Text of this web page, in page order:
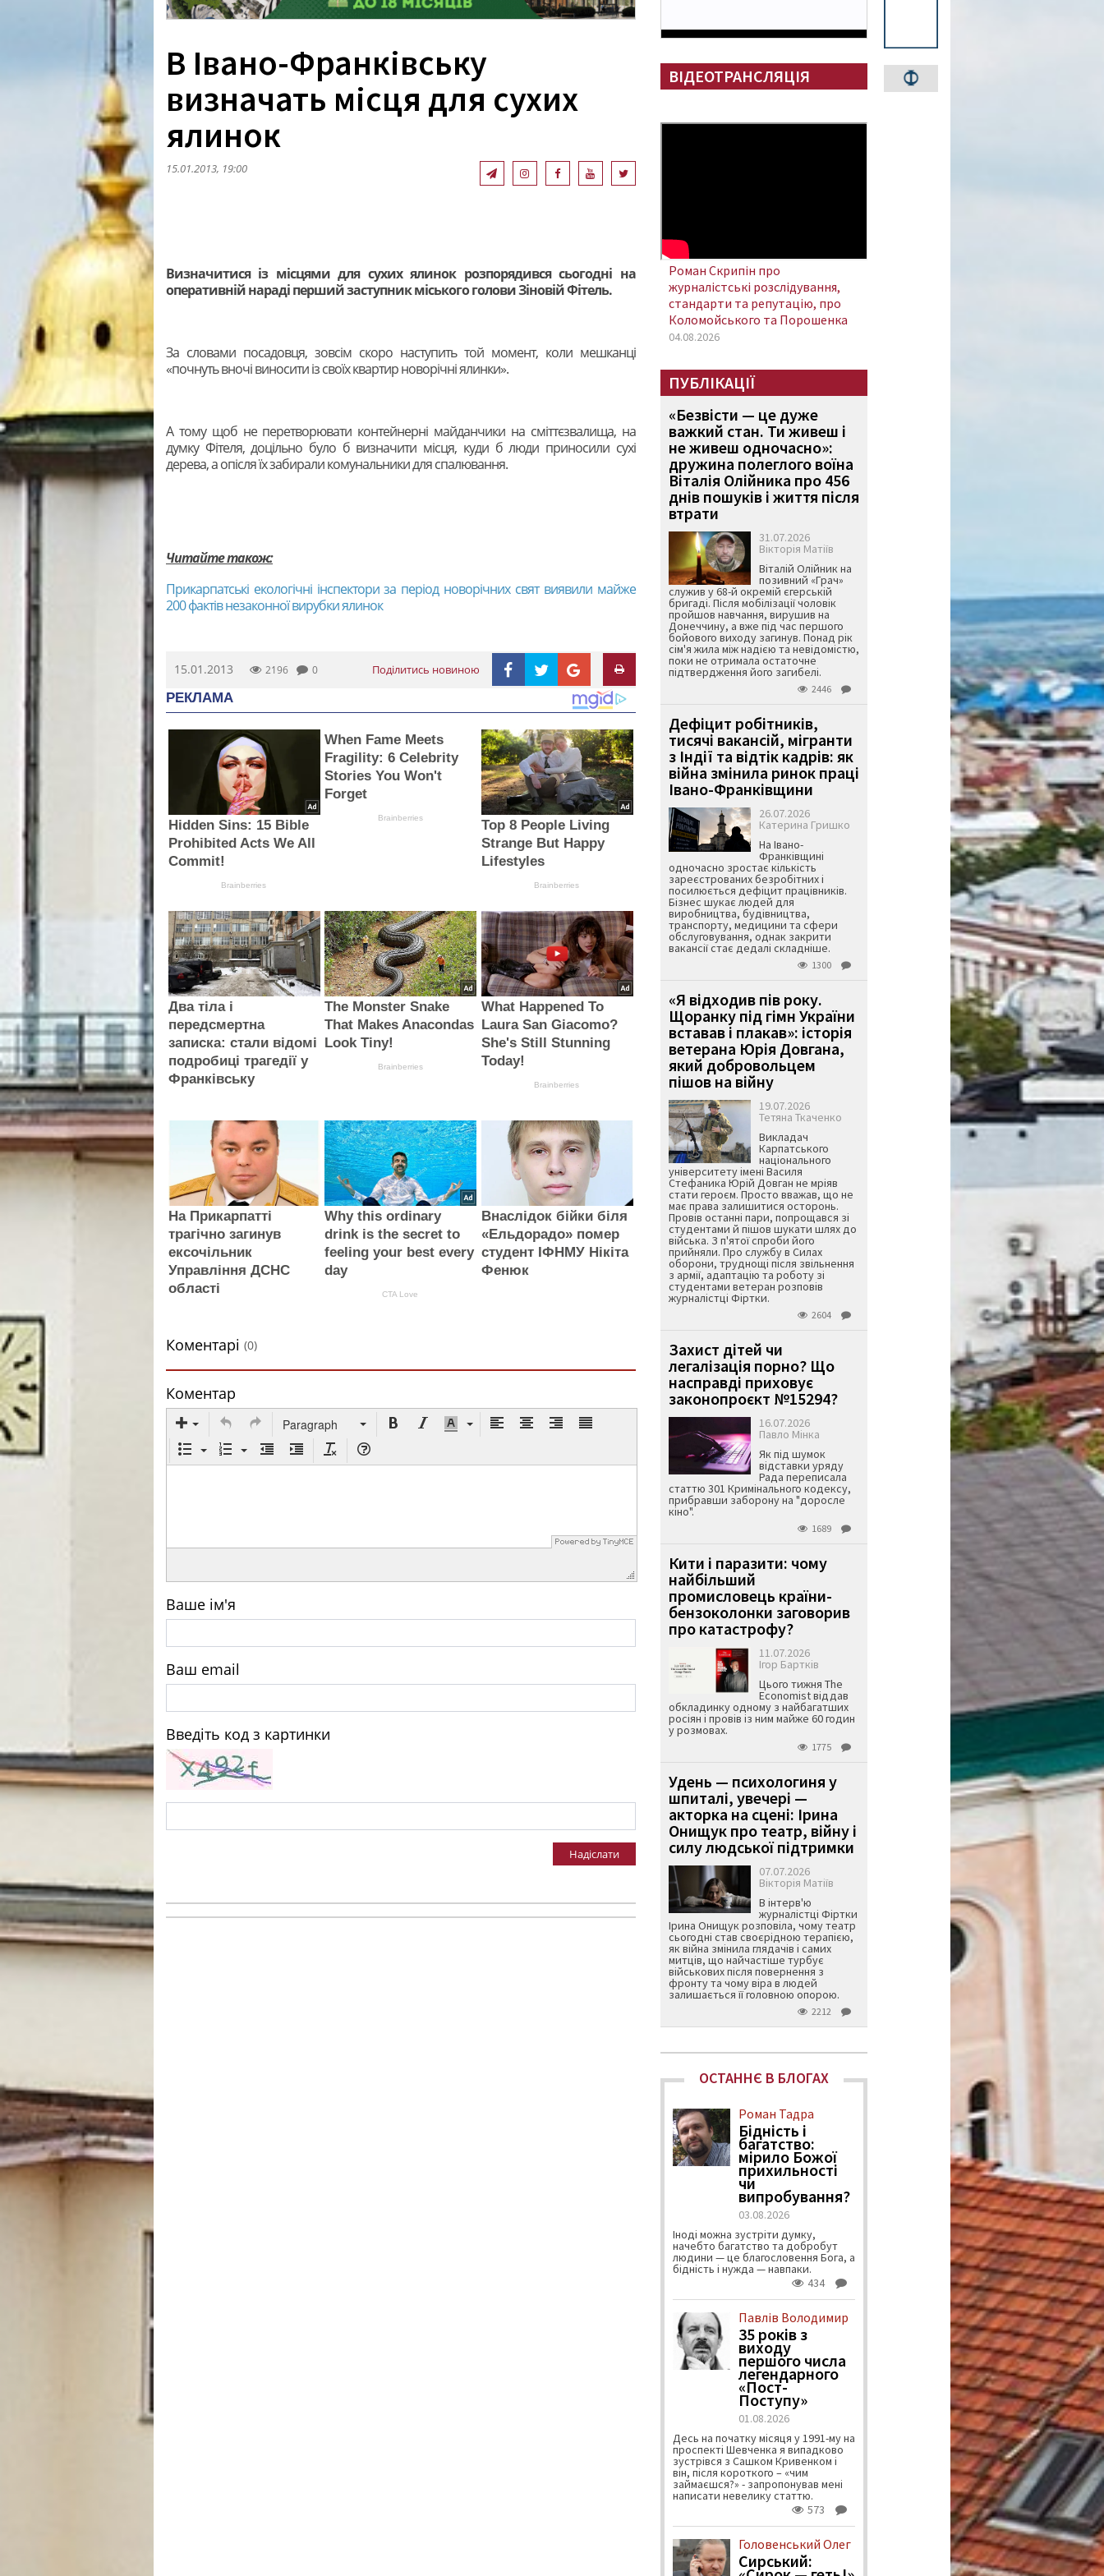
В Івано-Франківську
визначать місця для сухих
ялинок
15.01.2013, 19:00
Визначитися із місцями для сухих ялинок розпорядився сьогодні на
оперативній нараді перший заступник міського голови Зіновій Фітель.
За словами посадовця, зовсім скоро наступить той момент, коли мешканці
«почнуть вночі виносити із своїх квартир новорічні ялинки».
А тому щоб не перетворювати контейнерні майданчики на сміттєзвалища, на
думку Фітеля, доцільно було б визначити місця, куди б люди приносили сухі
дерева, а опісля їх забирали комунальники для спалювання.
Читайте також:
Прикарпатські екологічні інспектори за період новорічних свят виявили майже
200 фактів незаконної вирубки ялинок
15.01.2013 2196 0 Поділитись новиною
РЕКЛАМА
Hidden Sins: 15 Bible
Prohibited Acts We All
Commit!
Brainberries
When Fame Meets
Fragility: 6 Celebrity
Stories You Won't
Forget
Brainberries
Top 8 People Living
Strange But Happy
Lifestyles
Brainberries
Два тіла і
передсмертна
записка: стали відомі
подробиці трагедії у
Франківську
The Monster Snake
That Makes Anacondas
Look Tiny!
Brainberries
What Happened To
Laura San Giacomo?
She's Still Stunning
Today!
Brainberries
На Прикарпатті
трагічно загинув
ексочільник
Управління ДСНС
області
Why this ordinary
drink is the secret to
feeling your best every
day
CTA Love
Внаслідок бійки біля
«Ельдорадо» помер
студент ІФНМУ Нікіта
Фенюк
Коментарі (0)
Коментар
Paragraph
Ваше ім'я
Ваш email
Введіть код з картинки
Надіслати
ВІДЕОТРАНСЛЯЦІЯ
Роман Скрипін про
журналістські розслідування,
стандарти та репутацію, про
Коломойського та Порошенка
04.08.2026
ПУБЛІКАЦІЇ
«Безвісти — це дуже
важкий стан. Ти живеш і
не живеш одночасно»:
дружина полеглого воїна
Віталія Олійника про 456
днів пошуків і життя після
втрати
31.07.2026
Вікторія Матіїв
Віталій Олійник на
позивний «Грач»
служив у 68-й окремій єгерській
бригаді. Після мобілізації чоловік
пройшов навчання, вирушив на
Донеччину, а вже під час першого
бойового виходу загинув. Понад рік
сім'я жила між надією та невідомістю,
поки не отримала остаточне
підтвердження його загибелі.
2446
Дефіцит робітників,
тисячі вакансій, мігранти
з Індії та відтік кадрів: як
війна змінила ринок праці
Івано-Франківщини
26.07.2026
Катерина Гришко
На Івано-
Франківщині
одночасно зростає кількість
зареєстрованих безробітних і
посилюється дефіцит працівників.
Бізнес шукає людей для
виробництва, будівництва,
транспорту, медицини та сфери
обслуговування, однак закрити
вакансії стає дедалі складніше.
1300
«Я відходив пів року.
Щоранку під гімн України
вставав і плакав»: історія
ветерана Юрія Довгана,
який добровольцем
пішов на війну
19.07.2026
Тетяна Ткаченко
Викладач
Карпатського
національного
університету імені Василя
Стефаника Юрій Довган не мріяв
стати героєм. Просто вважав, що не
має права залишитися осторонь.
Провів останні пари, попрощався зі
студентами й пішов шукати шлях до
війська. З п'ятої спроби його
прийняли. Про службу в Силах
оборони, труднощі після звільнення
з армії, адаптацію та роботу зі
студентами ветеран розповів
журналістці Фіртки.
2604
Захист дітей чи
легалізація порно? Що
насправді приховує
законопроєкт №15294?
16.07.2026
Павло Мінка
Як під шумок
відставки уряду
Рада переписала
статтю 301 Кримінального кодексу,
прибравши заборону на "доросле
кіно".
1689
Кити і паразити: чому
найбільший
промисловець країни-
бензоколонки заговорив
про катастрофу?
11.07.2026
Ігор Бартків
Цього тижня The
Economist віддав
обкладинку одному з найбагатших
росіян і провів із ним майже 60 годин
у розмовах.
1775
Удень — психологиня у
шпиталі, увечері —
акторка на сцені: Ірина
Онищук про театр, війну і
силу людської підтримки
07.07.2026
Вікторія Матіїв
В інтерв'ю
журналістці Фіртки
Ірина Онищук розповіла, чому театр
сьогодні став своєрідною терапією,
як війна змінила глядачів і самих
митців, що найчастіше турбує
військових після повернення з
фронту та чому віра в людей
залишається її головною опорою.
2212
ОСТАННЄ В БЛОГАХ
Роман Тадра
Бідність і
багатство:
мірило Божої
прихильності
чи
випробування?
03.08.2026
Іноді можна зустріти думку,
начебто багатство та добробут
людини — це благословення Бога, а
бідність і нужда — навпаки.
434
Павлів Володимир
35 років з
виходу
першого числа
легендарного
«Пост-
Поступу»
01.08.2026
Десь на початку місяця у 1991-му на
проспекті Шевченка я випадково
зустрівся з Сашком Кривенком і
він, після короткого – «чим
займаєшся?» - запропонував мені
написати невелику статтю.
573
Головенський Олег
Сирський: